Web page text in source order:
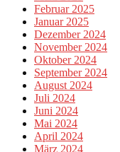
Februar 2025
Januar 2025
Dezember 2024
November 2024
Oktober 2024
September 2024
August 2024
Juli 2024
Juni 2024
Mai 2024
April 2024
März 2024